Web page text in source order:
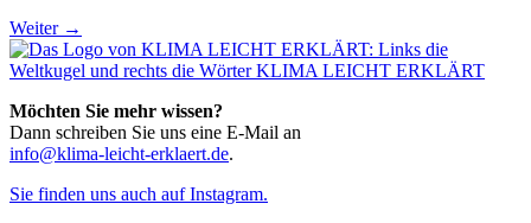
Weiter →
Möchten Sie mehr wissen?
Dann schreiben Sie uns eine E-Mail an
info@klima-leicht-erklaert.de.
Sie finden uns auch auf Instagram.